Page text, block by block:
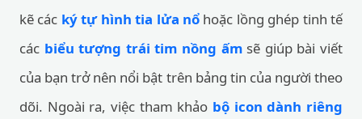
kẽ các ký tự hình tia lửa nổhoặc lồng ghép tinh tế
các biểu tượng trái tim nồng ấmsẽ giúp bài viết
của bạn trở nên nổi bật trên bảng tin của người theo
dõi. Ngoài ra, việc tham khảo bộ icon dành riêng